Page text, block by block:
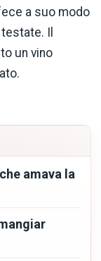
a suo modo
Il
un vino
amava la